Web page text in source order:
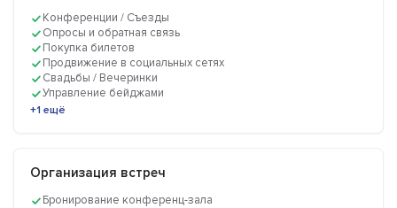
Конференции / Съезды
Опросы и обратная связь
Покупка билетов
Продвижение в социальных сетях
Свадьбы / Вечеринки
Управление бейджами
+1 ещё
Организация встреч
Бронирование конференц-зала